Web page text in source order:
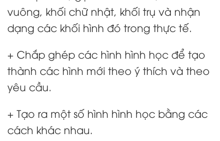
vuông, khối chữ nhật, khối trụ và nhận
dạng các khối hình đó trong thực tế.
+ Chắp ghép các hình hình học để tạo
thành các hình mới theo ý thích và theo
yêu cầu.
+ Tạo ra một số hình hình học bằng các
cách khác nhau.